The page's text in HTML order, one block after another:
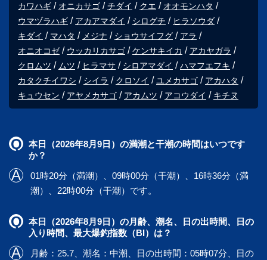
カワハギ
オニカサゴ チダイ クエ
オオモンハタ
ウマヅラハギ
アカアマダイ シログチ
ヒラソウダ
キダイ
マハタ メジナ ショウサイフグ
アラ
オニオコゼ
ウッカリカサゴ ケンサキイカ
アカヤガラ
クロムツ
ムツ ヒラマサ シロアマダイ
ハマフエフキ
カタクチイワシ
シイラ クロソイ ユメカサゴ
アカハタ
キュウセン
アヤメカサゴ アカムツ アコウダイ キチヌ
本日（2026年8月9日）の満潮と干潮の時間はいつです
か？
01時20分（満潮）、09時00分（干潮）、16時36分（満
潮）、22時00分（干潮）です。
本日（2026年8月9日）の月齢、潮名、日の出時間、日の
入り時間、最大爆釣指数（BI）は？
月齢：25.7、潮名：中潮、日の出時間：05時07分、日の